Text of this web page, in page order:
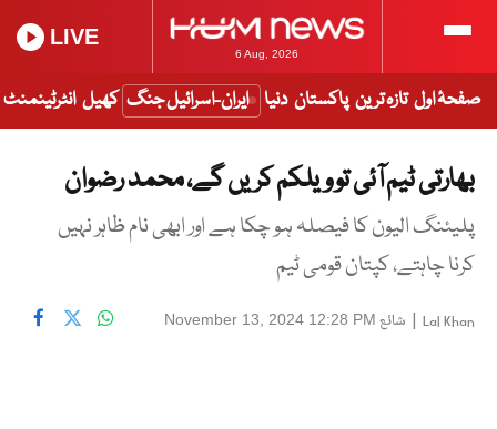
6 Aug, 2026
LIVE
صفحۂ اول تازہ ترین پاکستان دنیا ایران-اسرائیل جنگ کھیل انٹرٹینمنٹ
بھارتی ٹیم آئی تو ویلکم کریں گے، محمد رضوان
پلیئنگ الیون کا فیصلہ ہو چکا ہے اور ابھی نام ظاہر نہیں
کرنا چاہتے، کپتان قومی ٹیم
Lal Khan
| شائع November 13, 2024 12:28 PM